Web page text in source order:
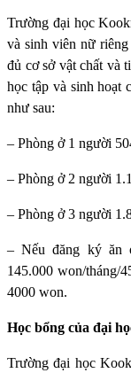
Trường đại học
và sinh viên nữ
đủ cơ sở vật chất và
học tập và sinh hoạt
như sau:
– Phòng ở 1 người
– Phòng ở 2 người
– Phòng ở 3 người
– Nếu đăng ký ăn
145.000 won/tháng/
4000 won.
Học bổng của đại
Trường đại học